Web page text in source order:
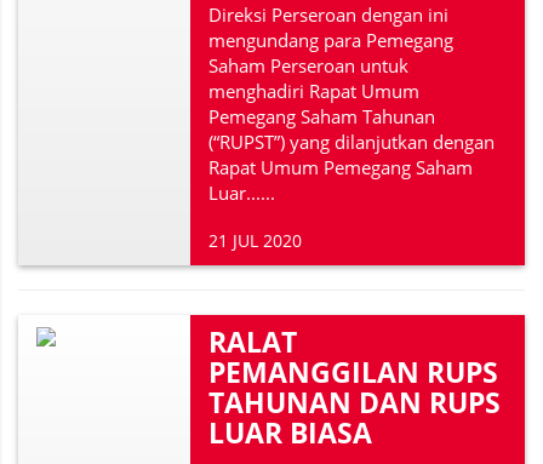
Direksi Perseroan dengan ini
mengundang para Pemegang
Saham Perseroan untuk
menghadiri Rapat Umum
Pemegang Saham Tahunan
(“RUPST”) yang dilanjutkan dengan
Rapat Umum Pemegang Saham
Luar......
21 JUL 2020
RALAT
PEMANGGILAN RUPS
TAHUNAN DAN RUPS
LUAR BIASA